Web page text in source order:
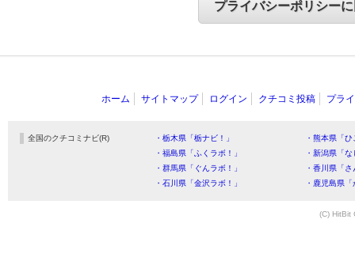
ホーム サイトマップ ログイン クチコミ投稿 プラ
全国のクチコミナビ(R) ・栃木県「栃ナビ！」
・熊本県「
・福島県「ふくラボ！」
・新潟県「
・群馬県「ぐんラボ！」
・香川県「
・石川県「金沢ラボ！」
・鹿児島県
(C) HitBit